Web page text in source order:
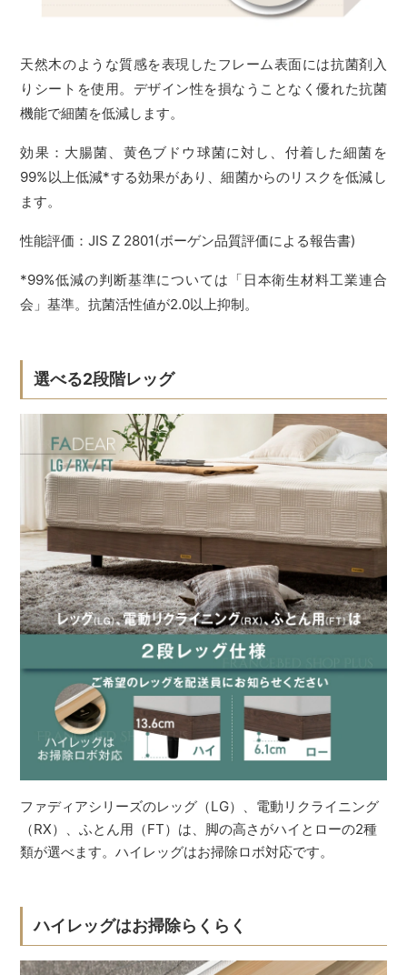
天然木のような質感を表現したフレーム表面には抗菌剤入
りシートを使用。デザイン性を損なうことなく優れた抗菌
機能で細菌を低減します。
効果：大腸菌、黄色ブドウ球菌に対し、付着した細菌を
99%以上低減*する効果があり、細菌からのリスクを低減し
ます。
性能評価：JIS Z 2801(ボーゲン品質評価による報告書)
*99%低減の判断基準については「日本衛生材料工業連合
会」基準。抗菌活性値が2.0以上抑制。
選べる2段階レッグ
ファディアシリーズのレッグ（LG）、電動リクライニング
（RX）、ふとん用（FT）は、脚の高さがハイとローの2種
類が選べます。ハイレッグはお掃除ロボ対応です。
ハイレッグはお掃除らくらく